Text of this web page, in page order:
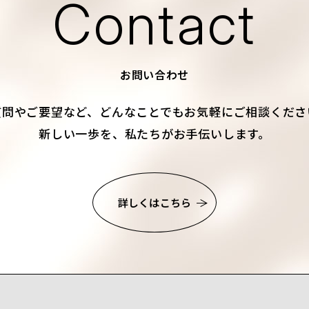
Contact
お問い合わせ
やご要望など、 どんなことでもお気軽にご相談くだ
新しい一歩を、私たちがお手伝いします。
詳しくはこちら